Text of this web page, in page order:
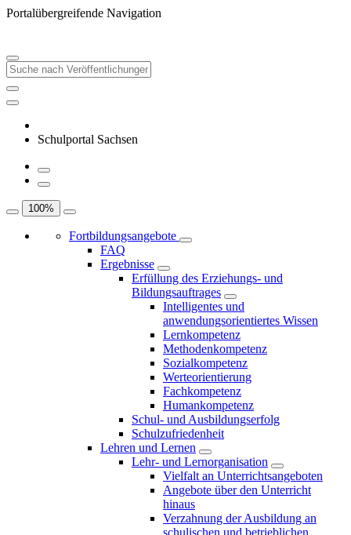
Portalübergreifende Navigation
Schulportal Sachsen
100%
Fortbildungsangebote
FAQ
Ergebnisse
Erfüllung des Erziehungs- und
Bildungsauftrages
Intelligentes und
anwendungsorientiertes Wissen
Lernkompetenz
Methodenkompetenz
Sozialkompetenz
Werteorientierung
Fachkompetenz
Humankompetenz
Schul- und Ausbildungserfolg
Schulzufriedenheit
Lehren und Lernen
Lehr- und Lernorganisation
Vielfalt an Unterrichtsangeboten
Angebote über den Unterricht
hinaus
Verzahnung der Ausbildung an
schulischen und betrieblichen